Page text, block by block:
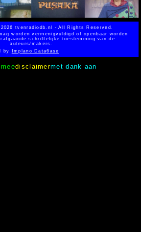
2026 tvenradiodb.nl - All Rights Reserved.
worden vermenigvuldigd of openbaar worden
schriftelijke toestemming van de
auteurs/makers.
byImplano Data6ase
disclaimermet dank aan